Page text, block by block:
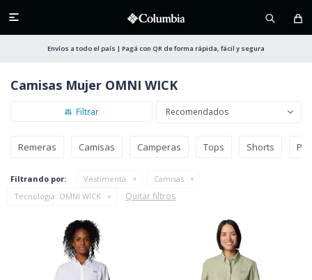

Envíos a todo el país | Pagá con QR de forma rápida, fácil y segura
Camisas Mujer OMNI WICK
Recomendados
Remeras Camisas Camperas Tops Shorts
Filtrando por: Vestimenta
Camisas
Tecnología: OMNI WICK Quitar filtros